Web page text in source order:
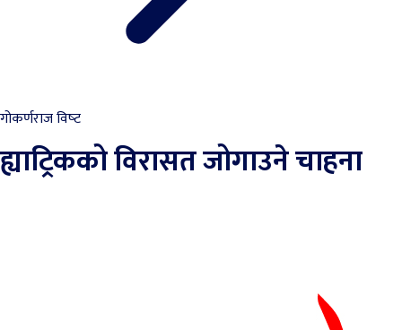
गोकर्णराज विष्‍ट
ह्याट्रिकको विरासत जोगाउने चाहना